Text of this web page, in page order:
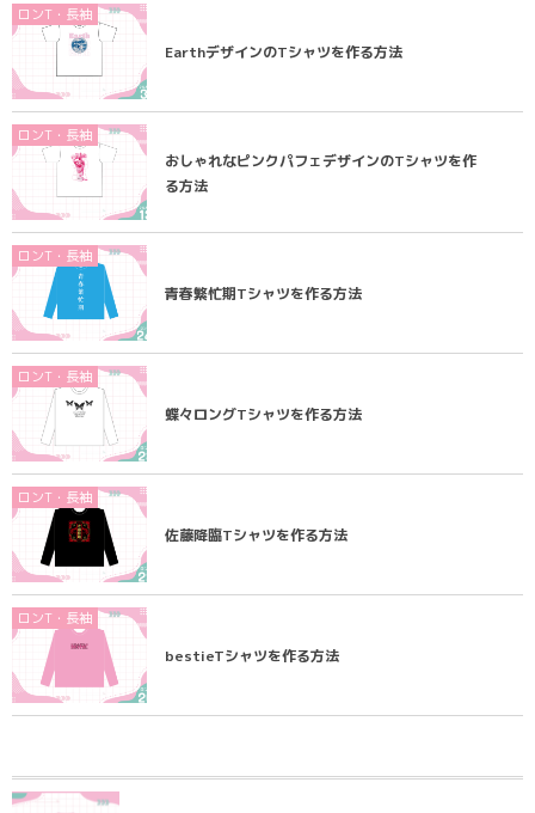
ロンT・長袖
EarthデザインのTシャツを作る方法
ロンT・長袖
おしゃれなピンクパフェデザインのTシャツを作
る方法
ロンT・長袖
青春繁忙期Tシャツを作る方法
ロンT・長袖
蝶々ロングTシャツを作る方法
ロンT・長袖
佐藤降臨Tシャツを作る方法
ロンT・長袖
bestieTシャツを作る方法